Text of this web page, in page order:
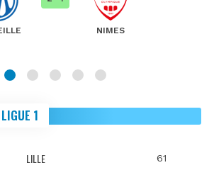
NIMES
1
LILLE 61